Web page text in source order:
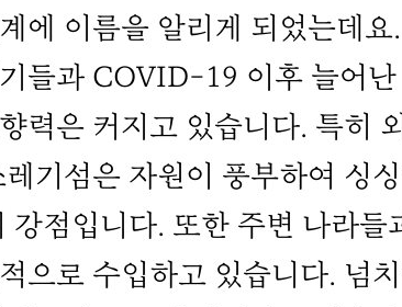
에 이름을 알리게 되었는데요
들과 COVID-19 이후 늘어
력은 커지고 있습니다. 특히
기섬은 자원이 풍부하여 싱
강점입니다. 또한 주변 나라
으로 수입하고 있습니다. 넘